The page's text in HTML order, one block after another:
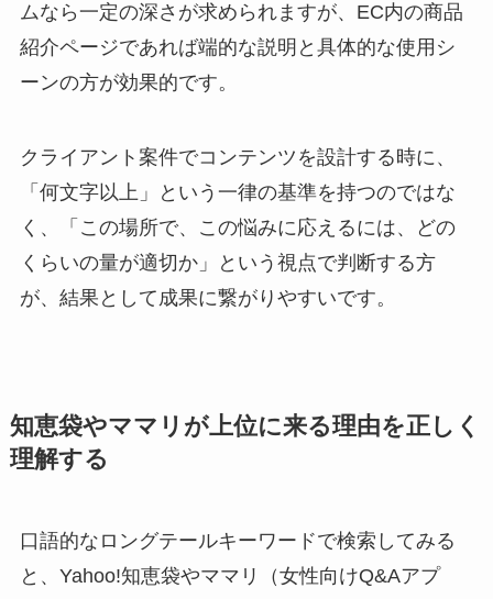
ムなら一定の深さが求められますが、EC内の商品
紹介ページであれば端的な説明と具体的な使用シ
ーンの方が効果的です。
クライアント案件でコンテンツを設計する時に、
「何文字以上」という一律の基準を持つのではな
く、「この場所で、この悩みに応えるには、どの
くらいの量が適切か」という視点で判断する方
が、結果として成果に繋がりやすいです。
知恵袋やママリが上位に来る理由を正しく
理解する
口語的なロングテールキーワードで検索してみる
と、Yahoo!知恵袋やママリ（女性向けQ&Aアプ